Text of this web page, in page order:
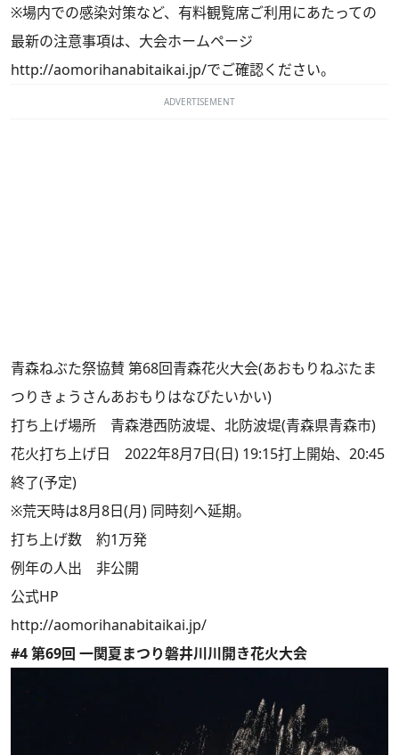
※場内での感染対策など、有料観覧席ご利用にあたっての
最新の注意事項は、大会ホームページ
http://aomorihanabitaikai.jp/でご確認ください。
ADVERTISEMENT
青森ねぶた祭協賛 第68回青森花火大会(あおもりねぶたま
つりきょうさんあおもりはなびたいかい)
打ち上げ場所 青森港西防波堤、北防波堤(青森県青森市)
花火打ち上げ日 2022年8月7日(日) 19:15打上開始、20:45
終了(予定)
※荒天時は8月8日(月) 同時刻へ延期。
打ち上げ数 約1万発
例年の人出 非公開
公式HP
http://aomorihanabitaikai.jp/
#4 第69回 一関夏まつり磐井川川開き花火大会